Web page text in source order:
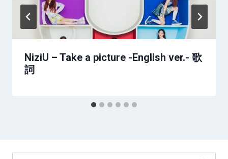
NiziU – Take a picture -English ver.- 歌
詞